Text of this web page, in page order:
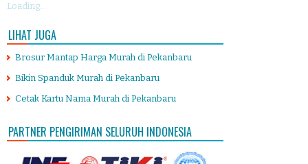
Loading...
LIHAT JUGA
Brosur Mantap Harga Murah di Pekanbaru
Bikin Spanduk Murah di Pekanbaru
Cetak Kartu Nama Murah di Pekanbaru
PARTNER PENGIRIMAN SELURUH INDONESIA